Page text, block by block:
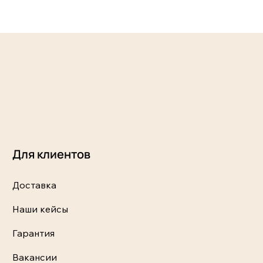
Для клиентов
Доставка
Наши кейсы
Гарантия
Вакансии